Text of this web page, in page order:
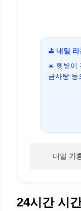
⛳ 내일
☀️ 햇볕이
금사탕 등
내일 기
24시간 시